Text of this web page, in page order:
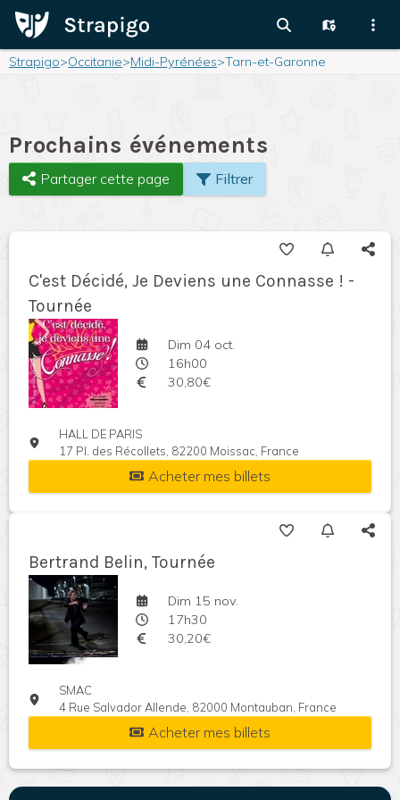
Strapigo>Occitanie>Midi-Pyrénées>Tarn-et-Garonne
Prochains événements
Partager cette page Filtrer
C'est Décidé, Je Deviens une Connasse ! -
Tournée
Dim 04 oct.
16h00
30,80€
HALL DE PARIS
17 Pl. des Récollets, 82200 Moissac, France
Acheter mes billets
Bertrand Belin, Tournée
Dim 15 nov.
17h30
30,20€
SMAC
4 Rue Salvador Allende, 82000 Montauban, France
Acheter mes billets